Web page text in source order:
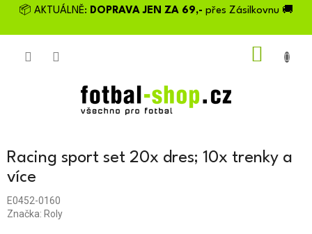
Přejít📦 AKTUÁLNĚ: DOPRAVA JEN ZA 69,- přes Zásilkovnu 🚚
Racing sport set 20x dres; 10x trenky a
více
E0452-0160
Značka: Roly